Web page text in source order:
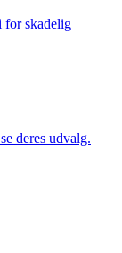
for skadelig
deres udvalg.